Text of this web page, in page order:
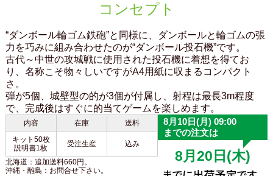
コンセプト
“ダンボール輪ゴム鉄砲”と同様に、ダンボールと輪ゴムの張
力を巧みに組み合わせたのが“ダンボール投石機”です。
古代～中世の攻城戦に使用された投石機に着想を得てお
り、名称こそ物々しいですがA4用紙に収まるコンパクト
さ。
弾が5個、城壁型の的が3個が付属し、射程は最長3m程度
で、完成後はすぐに的当てゲームを楽しめます。
内容 在庫
送料
キット50枚
説明書1枚
受注生産 込み
北海道：追加送料660円。
沖縄・離島：お問合せ下さい。